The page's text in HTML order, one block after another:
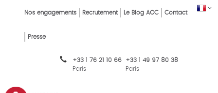
content
FR
Top
Menu
FR
Nos engagements Recrutement Le Blog AOC Contact
Presse
+33 1 76 21 10 66
Paris
+33 1 49 97 80 38
Paris